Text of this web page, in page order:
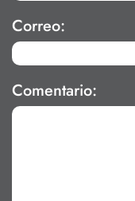
Correo:
Comentario: